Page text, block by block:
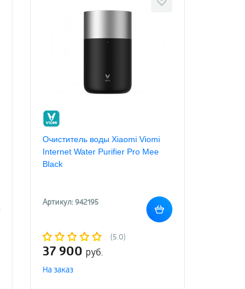
Очиститель воды Xiaomi Viomi
Internet Water Purifier Pro Mee
Black
Артикул: 942195
(5.0)
37 900 руб.
На заказ